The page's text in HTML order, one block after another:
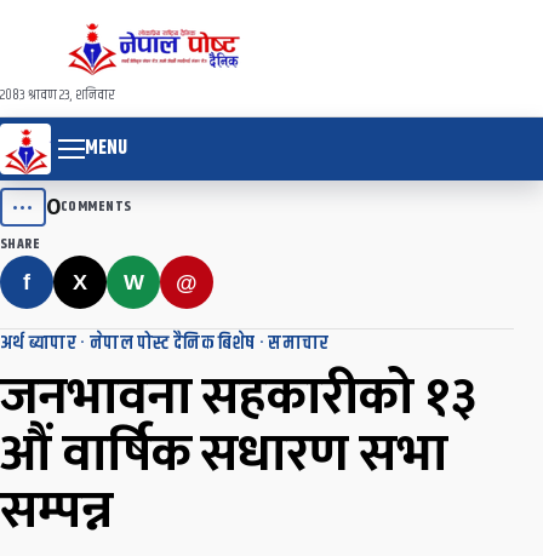
२०८३ श्रावण २३, शनिवार
MENU
••• 0COMMENTS
SHARE
f X W @
अर्थ ब्यापार· नेपाल पोस्ट दैनिक बिशेष ·समाचार
जनभावना सहकारीको १३
औं वार्षिक सधारण सभा
सम्पन्न